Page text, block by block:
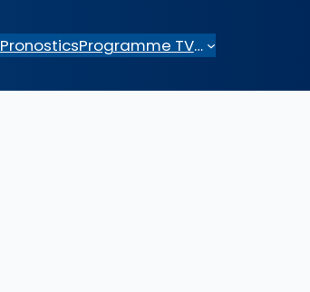
PronosticsProgramme TV…